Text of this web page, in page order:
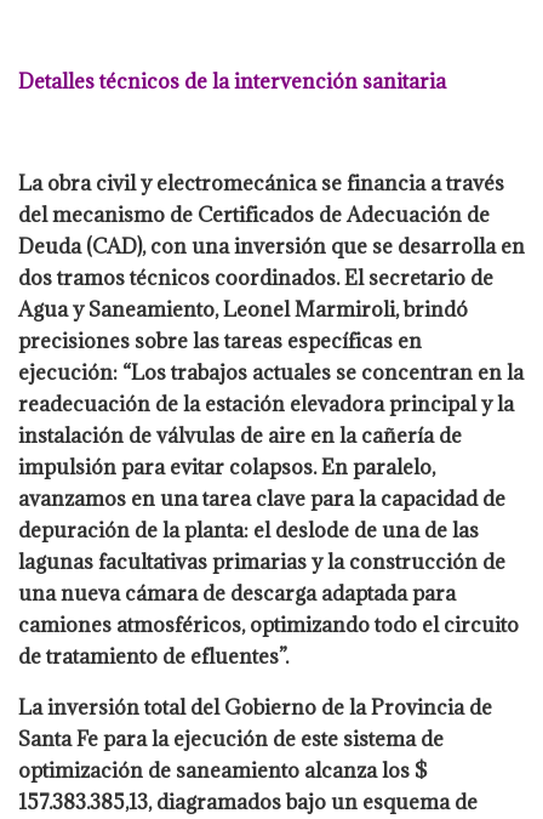
Detalles técnicos de la intervención sanitaria
La obra civil y electromecánica se financia a través
del mecanismo de Certificados de Adecuación de
Deuda (CAD), con una inversión que se desarrolla en
dos tramos técnicos coordinados. El secretario de
Agua y Saneamiento, Leonel Marmiroli, brindó
precisiones sobre las tareas específicas en
ejecución: “Los trabajos actuales se concentran en la
readecuación de la estación elevadora principal y la
instalación de válvulas de aire en la cañería de
impulsión para evitar colapsos. En paralelo,
avanzamos en una tarea clave para la capacidad de
depuración de la planta: el deslode de una de las
lagunas facultativas primarias y la construcción de
una nueva cámara de descarga adaptada para
camiones atmosféricos, optimizando todo el circuito
de tratamiento de efluentes”.
La inversión total del Gobierno de la Provincia de
Santa Fe para la ejecución de este sistema de
optimización de saneamiento alcanza los $
157.383.385,13, diagramados bajo un esquema de